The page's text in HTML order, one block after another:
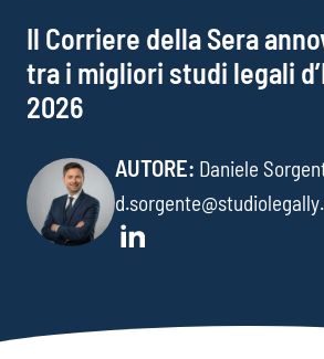
Il Corriere della Sera
tra i migliori studi legali
2026
AUTORE: Daniele